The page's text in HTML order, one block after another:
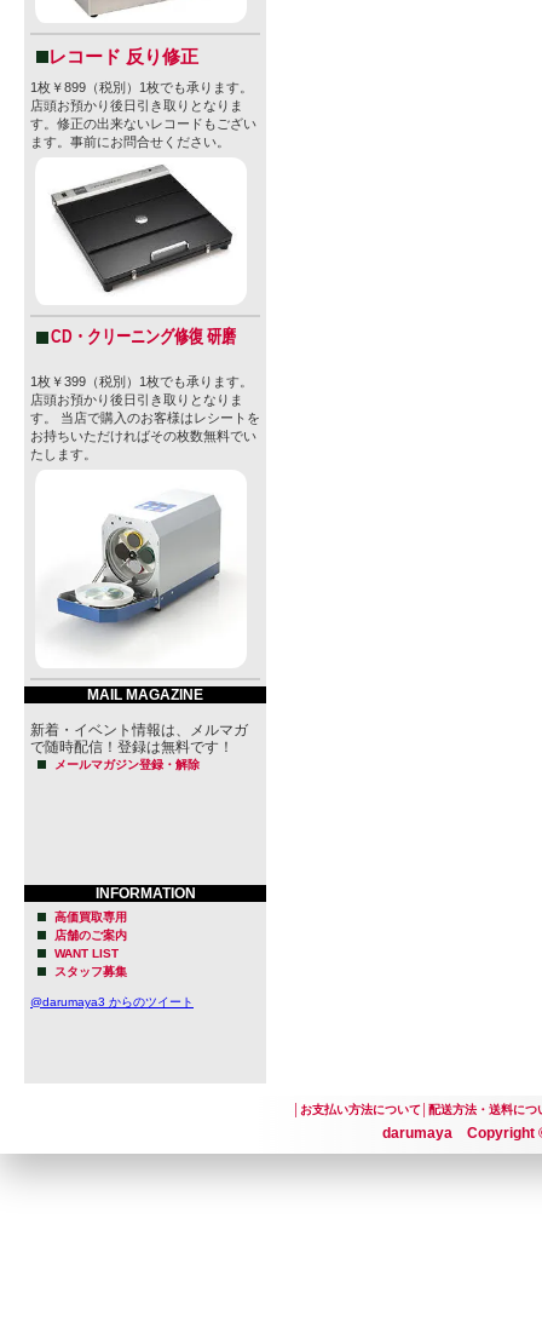
レコード 反り修正
1枚￥899（税別）1枚でも承ります。
店頭お預かり後日引き取りとなりま
す。修正の出来ないレコードもござい
ます。事前にお問合せください。
CD・クリーニング修復 研磨
1枚￥399（税別）1枚でも承ります。
店頭お預かり後日引き取りとなりま
す。 当店で購入のお客様はレシートを
お持ちいただければその枚数無料でい
たします。
MAIL MAGAZINE
新着・イベント情報は、メルマガ
で随時配信！登録は無料です！
メールマガジン登録・解除
INFORMATION
高価買取専用
店舗のご案内
WANT LIST
スタッフ募集
@darumaya3 からのツイート
お支払い方法について│ 配送方法・送料につ
darumaya Copyright